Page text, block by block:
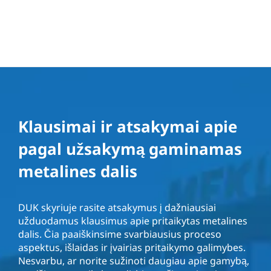
Klausimai ir atsakymai apie
pagal užsakymą gaminamas
metalines dalis
DUK skyriuje rasite atsakymus į dažniausiai
užduodamus klausimus apie pritaikytas metalines
dalis. Čia paaiškinsime svarbiausius proceso
aspektus, išlaidas ir įvairias pritaikymo galimybes.
Nesvarbu, ar norite sužinoti daugiau apie gamybą,